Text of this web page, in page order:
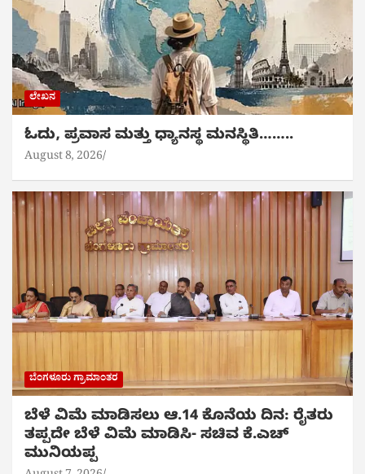
ಲೇಖನ
ಓದು, ಪ್ರವಾಸ ಮತ್ತು ಧ್ಯಾನಸ್ಥ ಮನಸ್ಥಿತಿ……..
August 8, 2026
ಬೆಂಗಳೂರು ಗ್ರಾಮಾಂತರ
ಬೆಳೆ ವಿಮೆ ಮಾಡಿಸಲು ಆ.14 ಕೊನೆಯ ದಿನ: ರೈತರು
ತಪ್ಪದೇ ಬೆಳೆ ವಿಮೆ ಮಾಡಿಸಿ- ಸಚಿವ ಕೆ.ಎಚ್
ಮುನಿಯಪ್ಪ